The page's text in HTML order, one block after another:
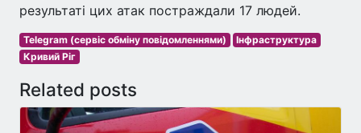
результаті цих атак постраждали 17 людей.
Telegram (сервіс обміну повідомленнями)
Інфраструктура
Кривий Ріг
Related posts